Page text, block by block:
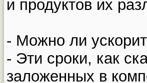
и продуктов их
- Можно ли
- Эти сроки, как
заложенных в